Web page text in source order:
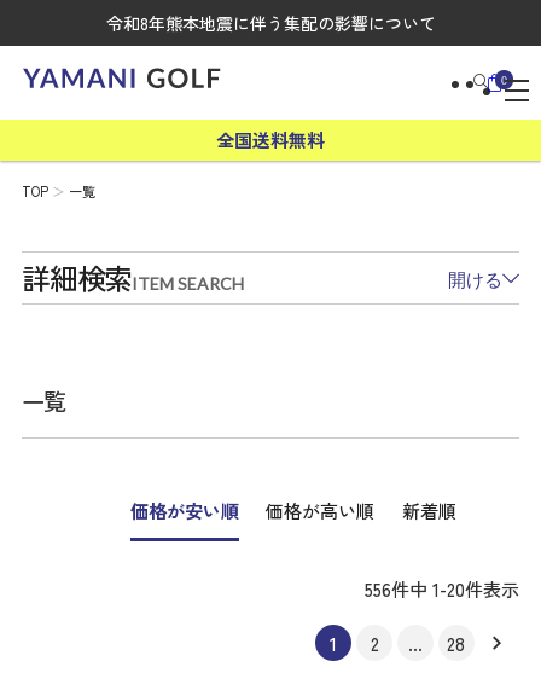
令和8年熊本地震に伴う集配の影響について
0
全国送料無料
TOP 一覧
詳細検索ITEM SEARCH 開ける
一覧
価格が安い順 価格が高い順 新着順
556件中 1-20件表示
1 2 … 28